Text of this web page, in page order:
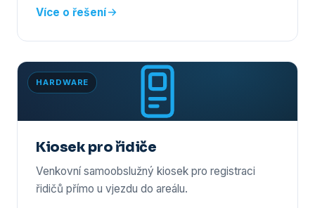
Více o řešení
HARDWARE
Kiosek pro řidiče
Venkovní samoobslužný kiosek pro registraci
řidičů přímo u vjezdu do areálu.